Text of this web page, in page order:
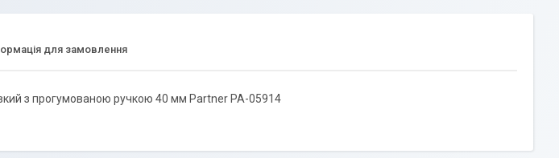
для замовлення
з прогумованою ручкою 40 мм Partner PA-05914